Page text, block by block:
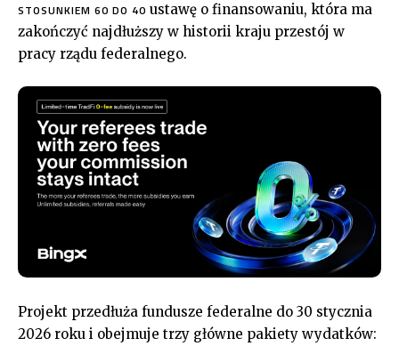
STOSUNKIEM 60 DO 40 ustawę o finansowaniu, która ma
zakończyć najdłuższy w historii kraju przestój w
pracy rządu federalnego.
Projekt przedłuża fundusze federalne do 30 stycznia
2026 roku i obejmuje trzy główne pakiety wydatków: